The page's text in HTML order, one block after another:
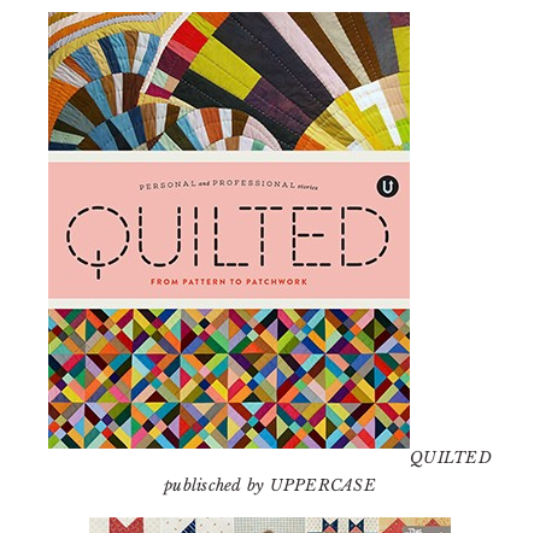
QUILTED
publisched by UPPERCASE